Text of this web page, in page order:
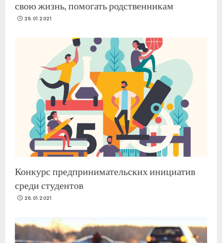
свою жизнь, помогать родственникам
28.01.2021
Конкурс предпринимательских инициатив
среди студентов
28.01.2021